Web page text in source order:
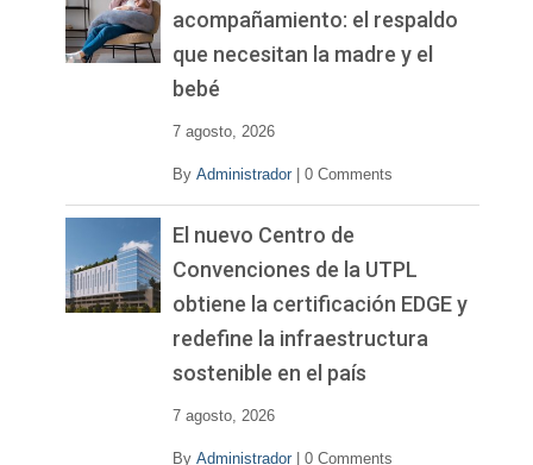
acompañamiento: el respaldo
que necesitan la madre y el
bebé
7 agosto, 2026
By Administrador 0 Comments
El nuevo Centro de
Convenciones de la UTPL
obtiene la certificación EDGE y
redefine la infraestructura
sostenible en el país
7 agosto, 2026
By Administrador 0 Comments